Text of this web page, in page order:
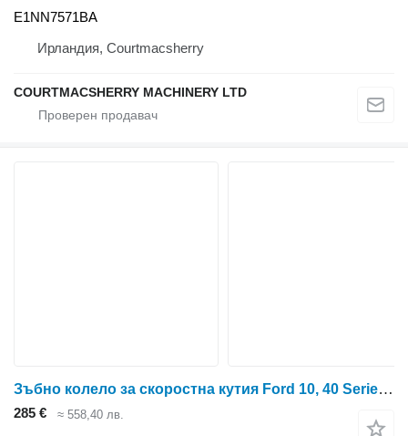
E1NN7571BA
Ирландия, Courtmacsherry
COURTMACSHERRY MACHINERY LTD
Зъбно колело за скоростна кутия Ford 10, 40 Series 7610, 5640 Pto Gear 540 Rpm Z70 E0nna726ad , 83927 E0NNA726AD за колесен трактор
285 € ≈ 558,40 лв.